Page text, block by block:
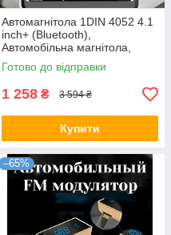
Автомагнітола 1DIN 4052 4.1
inch+ (Bluetooth),
Автомобільна магнітола,
Магнітофон в машину
Готово до відправки
1 258 ₴ 3 594 ₴
Купити
–65%